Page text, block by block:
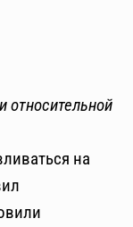
относительной
на